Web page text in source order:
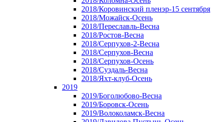
2018/Коровинский пленэр-15 сентября
2018/Можайск-Осень
2018/Переславль-Весна
2018/Ростов-Весна
2018/Серпухов-2-Весна
2018/Серпухов-Весна
2018/Серпухов-Осень
2018/Суздаль-Весна
2018/Яхт-клуб-Осень
2019
2019/Боголюбово-Весна
2019/Боровск-Осень
2019/Волоколамск-Весна